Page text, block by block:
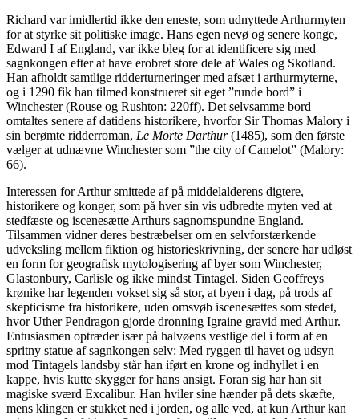
Richard var imidlertid ikke den eneste, som udnyttede Arthurmyten
for at styrke sit politiske image. Hans egen nevø og senere konge,
Edward I af England, var ikke bleg for at identificere sig med
sagnkongen efter at have erobret store dele af Wales og Skotland.
Han afholdt samtlige ridderturneringer med afsæt i arthurmyterne,
og i 1290 fik han tilmed konstrueret sit eget ”runde bord” i
Winchester (Rouse og Rushton: 220ff). Det selvsamme bord
omtaltes senere af datidens historikere, hvorfor Sir Thomas Malory i
sin berømte ridderroman, Le Morte Darthur(1485), som den første
vælger at udnævne Winchester som ”the city of Camelot” (Malory:
66).
Interessen for Arthur smittede af på middelalderens digtere,
historikere og konger, som på hver sin vis udbredte myten ved at
stedfæste og iscenesætte Arthurs sagnomspundne England.
Tilsammen vidner deres bestræbelser om en selvforstærkende
udveksling mellem fiktion og historieskrivning, der senere har udløst
en form for geografisk mytologisering af byer som Winchester,
Glastonbury, Carlisle og ikke mindst Tintagel. Siden Geoffreys
krønike har legenden vokset sig så stor, at byen i dag, på trods af
skepticisme fra historikere, uden omsvøb iscenesættes som stedet,
hvor Uther Pendragon gjorde dronning Igraine gravid med Arthur.
Entusiasmen optræder især på halvøens vestlige del i form af en
spritny statue af sagnkongen selv: Med ryggen til havet og udsyn
mod Tintagels landsby står han iført en krone og indhyllet i en
kappe, hvis kutte skygger for hans ansigt. Foran sig har han sit
magiske sværd Excalibur. Han hviler sine hænder på dets skæfte,
mens klingen er stukket ned i jorden, og alle ved, at kun Arthur kan